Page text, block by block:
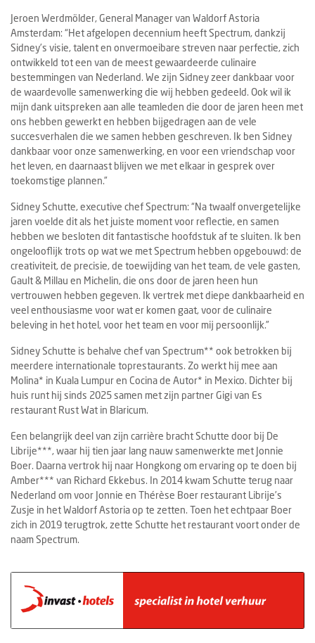
Jeroen Werdmölder, General Manager van Waldorf Astoria
Amsterdam: “Het afgelopen decennium heeft Spectrum, dankzij
Sidney’s visie, talent en onvermoeibare streven naar perfectie, zich
ontwikkeld tot een van de meest gewaardeerde culinaire
bestemmingen van Nederland. We zijn Sidney zeer dankbaar voor
de waardevolle samenwerking die wij hebben gedeeld. Ook wil ik
mijn dank uitspreken aan alle teamleden die door de jaren heen met
ons hebben gewerkt en hebben bijgedragen aan de vele
succesverhalen die we samen hebben geschreven. Ik ben Sidney
dankbaar voor onze samenwerking, en voor een vriendschap voor
het leven, en daarnaast blijven we met elkaar in gesprek over
toekomstige plannen.”
Sidney Schutte, executive chef Spectrum: “Na twaalf onvergetelijke
jaren voelde dit als het juiste moment voor reflectie, en samen
hebben we besloten dit fantastische hoofdstuk af te sluiten. Ik ben
ongelooflijk trots op wat we met Spectrum hebben opgebouwd: de
creativiteit, de precisie, de toewijding van het team, de vele gasten,
Gault & Millau en Michelin, die ons door de jaren heen hun
vertrouwen hebben gegeven. Ik vertrek met diepe dankbaarheid en
veel enthousiasme voor wat er komen gaat, voor de culinaire
beleving in het hotel, voor het team en voor mij persoonlijk.”
SidneySchutte is behalve chefvan Spectrum** ook betrokken bij
meerdere internationale toprestaurants. Zo werkt hij mee aan
Molina* in Kuala Lumpuren Cocinade Autor* in Mexico. Dichter bij
huis runt hij sinds 2025samen metzijn partnerGigivan Es
restaurant RustWat in Blaricum.
Een belangrijkdeelvan zijn carrière brachtSchutte door bij De
Librije***,waar hij tien jaar lang nauwsamenwerkte met Jonnie
Boer. Daarnavertrok hij naar Hongkongomervaringop te doen bij
Amber*** van Richard Ekkebus. In 2014 kwamSchutte terug naar
Nederland omvoor Jonnie en Thérèse Boer restaurant Librije’s
Zusje in hetWaldorfAstoriaop te zetten. Toen hetechtpaar Boer
zich in 2019terugtrok,zette Schutte het restaurantvoortonderde
naamSpectrum.